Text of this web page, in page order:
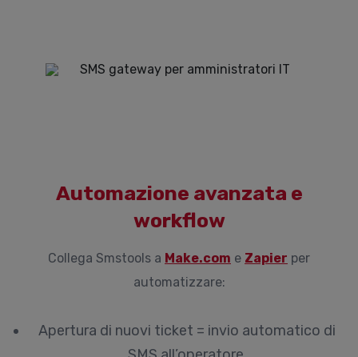
Automazione avanzata e
workflow
Collega Smstools a Make.com e Zapier per
automatizzare:
Apertura di nuovi ticket = invio automatico di